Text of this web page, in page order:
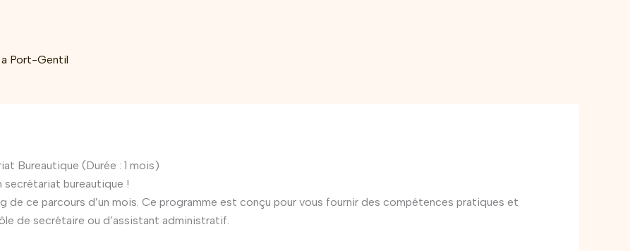
Port-Gentil
Bureautique (Durée : 1 mois)
secrétariat bureautique !
de ce parcours d’un mois. Ce programme est conçu pour vous fournir des compétences pratiques et
de secrétaire ou d’assistant administratif.